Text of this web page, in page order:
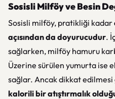
Sosisli Milföy ve Besin
Sosisli milföy, pratikliği kadar
açısından da doyurucudur.
sağlarken, milföy hamuru
Üzerine sürülen yumurta ise
sağlar. Ancak dikkat
kalorili bir atıştırmalık